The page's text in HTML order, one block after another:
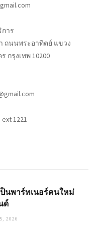
าร
ถนนพระอาทิตย์ แขวง
กรุงเทพ 10200
ext 1221
นพาร์ทเนอร์คนใหม่
ด์
2026